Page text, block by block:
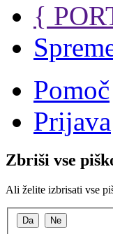
{
Pomoč
Prijava
Zbriši vse
Ali želite izbrisati vse